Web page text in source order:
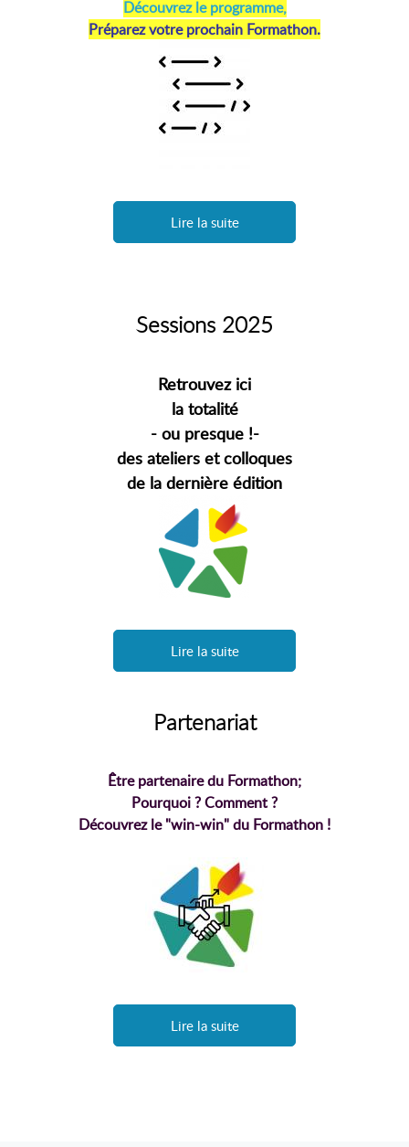
Découvrez le programme,
Préparez votre prochain Formathon.
Lire la suite
Sessions 2025
Retrouvez ici
la totalité
- ou presque !-
des ateliers et colloques
de la dernière édition
Lire la suite
Partenariat
Être partenaire du Formathon;
Pourquoi ? Comment ?
Découvrez le "win-win" du Formathon !
Lire la suite